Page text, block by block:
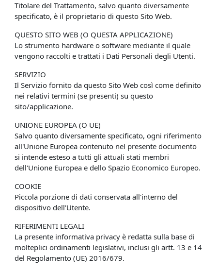
Titolare del Trattamento, salvo quanto diversamente
specificato, è il proprietario di questo Sito Web.
QUESTO SITO WEB (O QUESTA APPLICAZIONE)
Lo strumento hardware o software mediante il quale
vengono raccolti e trattati i Dati Personali degli Utenti.
SERVIZIO
Il Servizio fornito da questo Sito Web così come definito
nei relativi termini (se presenti) su questo
sito/applicazione.
UNIONE EUROPEA (O UE)
Salvo quanto diversamente specificato, ogni riferimento
all'Unione Europea contenuto nel presente documento
si intende esteso a tutti gli attuali stati membri
dell'Unione Europea e dello Spazio Economico Europeo.
COOKIE
Piccola porzione di dati conservata all'interno del
dispositivo dell'Utente.
RIFERIMENTI LEGALI
La presente informativa privacy è redatta sulla base di
molteplici ordinamenti legislativi, inclusi gli artt. 13 e 14
del Regolamento (UE) 2016/679.